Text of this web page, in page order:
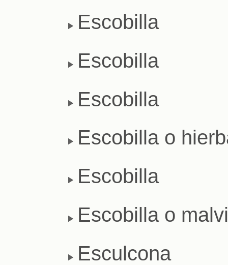
Escobilla
Escobilla
Escobilla
Escobilla o
Escobilla
Escobilla o
Esculcona